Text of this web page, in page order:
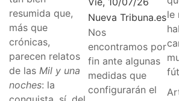
resumida que,
más que
crónicas,
parecen relatos
de las Mil y una
noches: la
Nueva Tribuna.es
Nos
encontramos por
fin ante algunas
medidas que
configurarán el
le